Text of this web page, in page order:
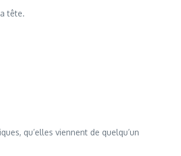
tête.
qu’elles viennent de quelqu’un